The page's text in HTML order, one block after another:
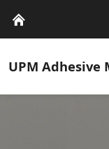
UPM Adhesive